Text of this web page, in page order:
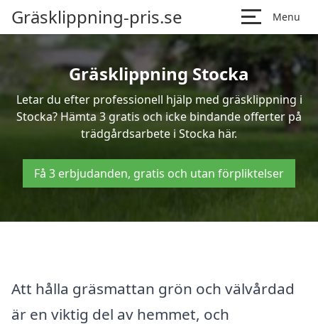
Gräsklippning-pris.se Menu
Gräsklippning Stocka
Letar du efter professionell hjälp med gräsklippning i
Stocka? Hämta 3 gratis och icke bindande offerter på
trädgårdsarbete i Stocka här.
Få 3 erbjudanden, gratis och utan förpliktelser
Att hålla gräsmattan grön och välvårdad
är en viktig del av hemmet, och